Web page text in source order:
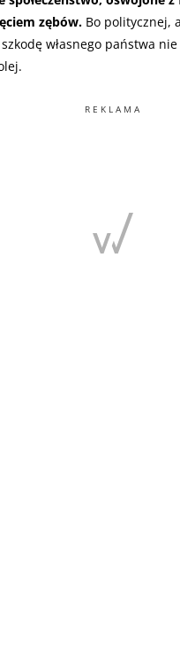
zębów. Bo politycznej,
własnego państwa
REKLAMA